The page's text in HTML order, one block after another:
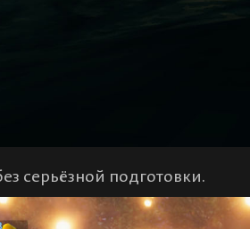
серьёзной подготовки.